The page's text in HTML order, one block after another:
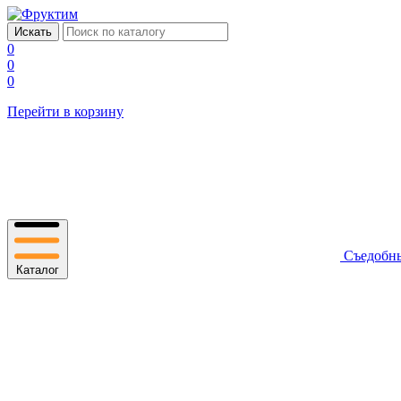
0
0
0
Перейти в корзину
Каталог